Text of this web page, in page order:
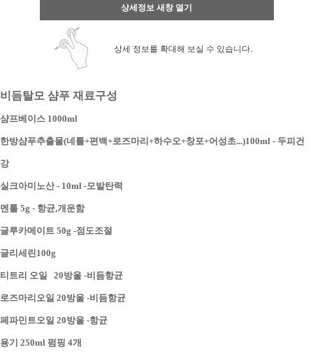
상세정보 새창 열기
상세 정보를 확대해 보실 수 있습니다.
비듬탈모 샴푸 재료구성
샴프베이스 1000ml
한방샴푸추출물(네틀+편백+로즈마리+하수오+창포+어성초...)100ml - 두피건
강
실크아미노산 - 10ml -모발탄력
멘톨 5g - 항균,개운함
글루카메이트 50g -점도조절
글리세린100g
티트리 오일 20방울 -비듬항균
로즈마리오일 20방울 -비듬항균
페파민트오일 20방울 -항균
용기 250ml 펌핑 4개